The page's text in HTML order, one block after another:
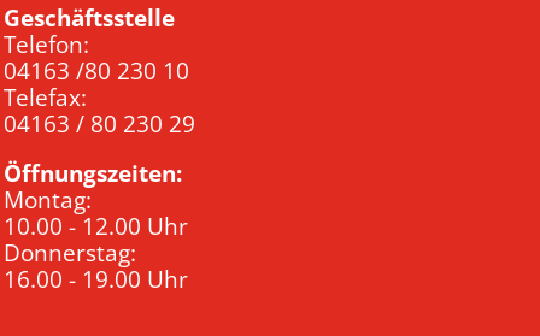
Geschäftsstelle
Telefon:
04163 /80 230 10
Telefax:
04163 / 80 230 29
Öffnungszeiten:
Montag:
10.00 - 12.00 Uhr
Donnerstag:
16.00 - 19.00 Uhr